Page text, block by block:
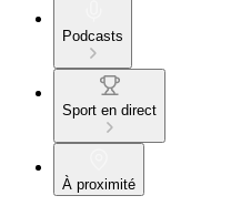
Podcasts
Sport en direct
À proximité